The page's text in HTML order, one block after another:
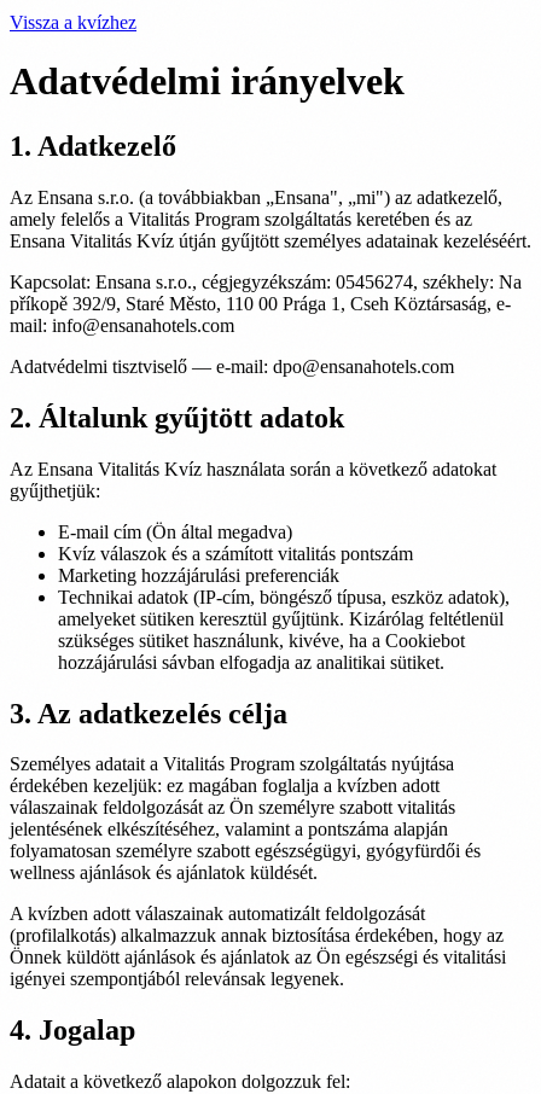
Vissza a kvízhez
Adatvédelmi irányelvek
1. Adatkezelő
Az Ensana s.r.o. (a továbbiakban „Ensana", „mi") az adatkezelő,
amely felelős a Vitalitás Program szolgáltatás keretében és az
Ensana Vitalitás Kvíz útján gyűjtött személyes adatainak kezeléséért.
Kapcsolat: Ensana s.r.o., cégjegyzékszám: 05456274, székhely: Na
příkopě 392/9, Staré Město, 110 00 Prága 1, Cseh Köztársaság, e-
mail: info@ensanahotels.com
Adatvédelmi tisztviselő — e-mail: dpo@ensanahotels.com
2. Általunk gyűjtött adatok
Az Ensana Vitalitás Kvíz használata során a következő adatokat
gyűjthetjük:
E-mail cím (Ön által megadva)
Kvíz válaszok és a számított vitalitás pontszám
Marketing hozzájárulási preferenciák
Technikai adatok (IP-cím, böngésző típusa, eszköz adatok),
amelyeket sütiken keresztül gyűjtünk. Kizárólag feltétlenül
szükséges sütiket használunk, kivéve, ha a Cookiebot
hozzájárulási sávban elfogadja az analitikai sütiket.
3. Az adatkezelés célja
Személyes adatait a Vitalitás Program szolgáltatás nyújtása
érdekében kezeljük: ez magában foglalja a kvízben adott
válaszainak feldolgozását az Ön személyre szabott vitalitás
jelentésének elkészítéséhez, valamint a pontszáma alapján
folyamatosan személyre szabott egészségügyi, gyógyfürdői és
wellness ajánlások és ajánlatok küldését.
A kvízben adott válaszainak automatizált feldolgozását
(profilalkotás) alkalmazzuk annak biztosítása érdekében, hogy az
Önnek küldött ajánlások és ajánlatok az Ön egészségi és vitalitási
igényei szempontjából relevánsak legyenek.
4. Jogalap
Adatait a következő alapokon dolgozzuk fel: